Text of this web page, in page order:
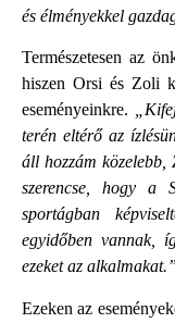
és élményekkel
Természetesen az
hiszen Orsi és Zoli
eseményeinkre.
terén eltérő az
áll hozzám közelebb,
szerencse, hogy a
sportágban
egyidőben vannak,
ezeket az alkalmakat.”
Ezeken az